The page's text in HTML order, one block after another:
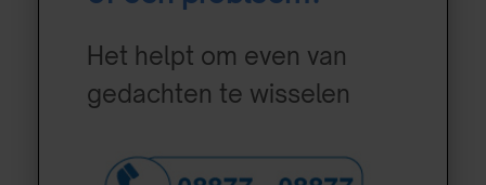
Het helpt om even van
gedachten te wisselen